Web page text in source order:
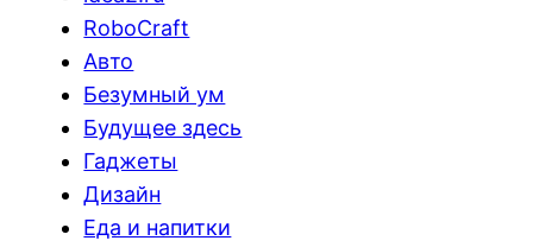
RoboCraft
Авто
Безумный ум
Будущее здесь
Гаджеты
Дизайн
Еда и напитки